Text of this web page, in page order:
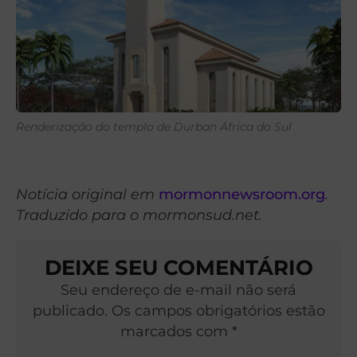
Renderização do templo de Durban África do Sul
Notícia original em mormonnewsroom.org.
Traduzido para o mormonsud.net.
DEIXE SEU COMENTÁRIO
Seu endereço de e-mail não será
publicado. Os campos obrigatórios estão
marcados com *